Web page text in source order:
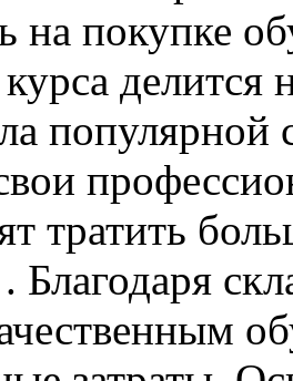
на покупке
делится
популярной
тратить
. Благодаря